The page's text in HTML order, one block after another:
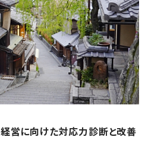
営に向けた対応力診断と改善